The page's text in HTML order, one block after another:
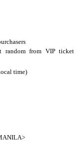
random from VIP ticket
time)